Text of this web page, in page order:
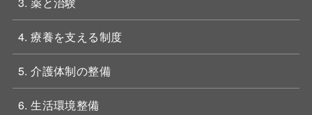
4. 療養を支える制度
5. 介護体制の整備
6. 生活環境整備